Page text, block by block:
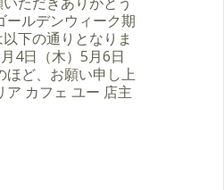
ールデンウィーク期
下の通りとなりま
4日（木）5月6日
ほど、お願い申し上
ア カフェ ユー 店主